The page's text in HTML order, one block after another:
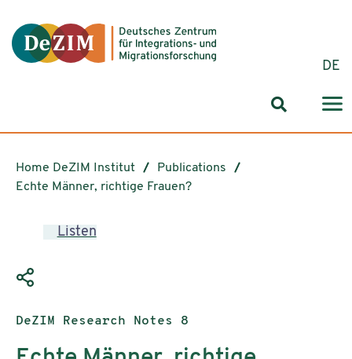
DE
Search
Home DeZIM Institut
Publications
Echte Männer, richtige Frauen?
Listen
Publication type:
DeZIM Research Notes 8